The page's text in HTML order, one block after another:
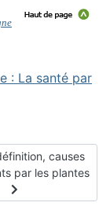
: La santé par
de l'argile et effets
: Asthénie:
causes
par les plantes